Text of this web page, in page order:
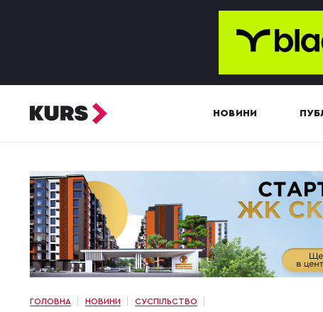
НОВИНИ
ГОЛОВНА НОВИНИ
СУСПІЛЬСТВО